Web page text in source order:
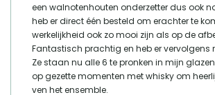
een walnotenhouten onderzetter dus ook
heb er direct één besteld om erachter te
werkelijkheid ook zo mooi zijn als op de
Fantastisch prachtig en heb er vervolgens
Ze staan nu alle 6 te pronken in mijn
op gezette momenten met whisky om
ven het ensemble.